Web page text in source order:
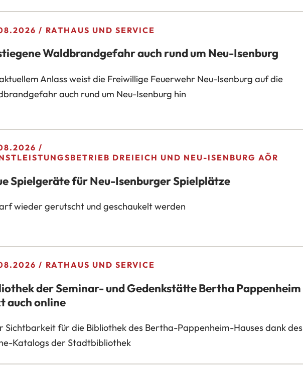
RATHAUS UND SERVICE
Waldbrandgefahr auch rund um Neu-Isenburg
Anlass weist die Freiwillige Feuerwehr Neu-Isenburg auf die
auch rund um Neu-Isenburg hin
DREIEICH UND NEU-ISENBURG AÖR
Spielgeräte für Neu-Isenburger Spielplätze
wieder gerutscht und geschaukelt werden
RATHAUS UND SERVICE
der Seminar- und Gedenkstätte Bertha Pappenheim
auch online
Sichtbarkeit für die Bibliothek des Bertha-Pappenheim-Hauses dank des
Katalogs der Stadtbibliothek